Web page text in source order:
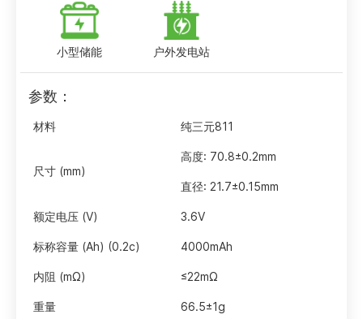
小型储能 户外发电站
参数：
材料 纯三元811
尺寸 (mm)
高度: 70.8±0.2mm
直径: 21.7±0.15mm
额定电压 (V) 3.6V
标称容量 (Ah) (0.2c) 4000mAh
内阻 (mΩ) ≤22mΩ
重量 66.5±1g